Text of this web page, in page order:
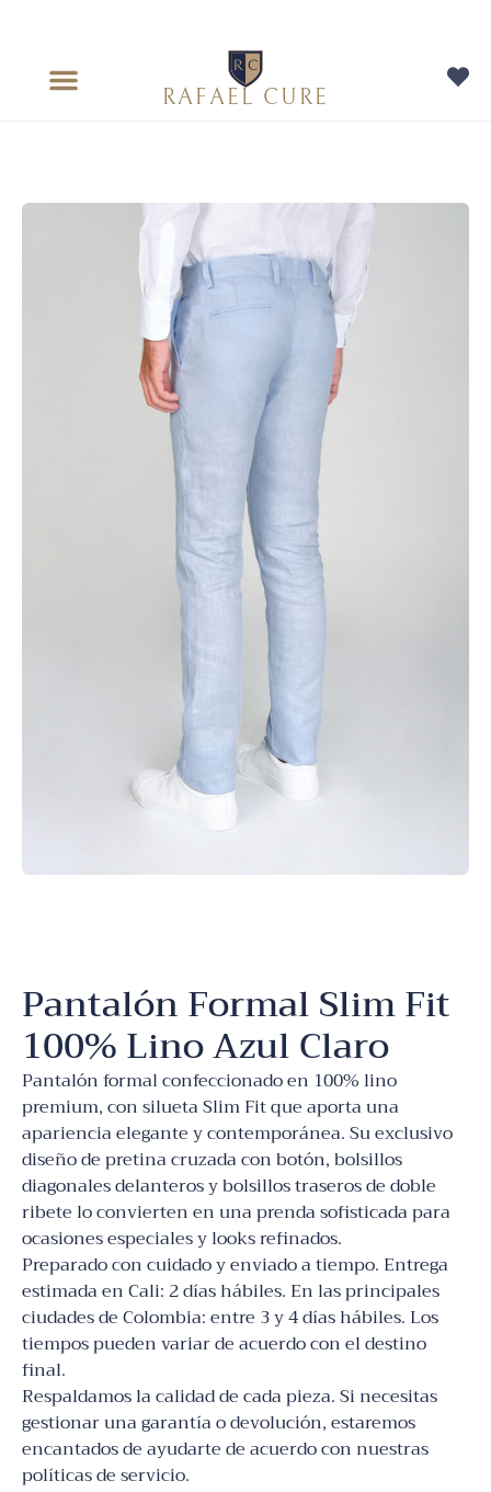
RAFAEL CURE
Pantalón Formal Slim Fit
100% Lino Azul Claro
Pantalón formal confeccionado en 100% lino
premium, con silueta Slim Fit que aporta una
apariencia elegante y contemporánea. Su exclusivo
diseño de pretina cruzada con botón, bolsillos
diagonales delanteros y bolsillos traseros de doble
ribete lo convierten en una prenda sofisticada para
ocasiones especiales y looks refinados.
Preparado con cuidado y enviado a tiempo. Entrega
estimada en Cali: 2 días hábiles. En las principales
ciudades de Colombia: entre 3 y 4 días hábiles. Los
tiempos pueden variar de acuerdo con el destino
final.
Respaldamos la calidad de cada pieza. Si necesitas
gestionar una garantía o devolución, estaremos
encantados de ayudarte de acuerdo con nuestras
políticas de servicio.